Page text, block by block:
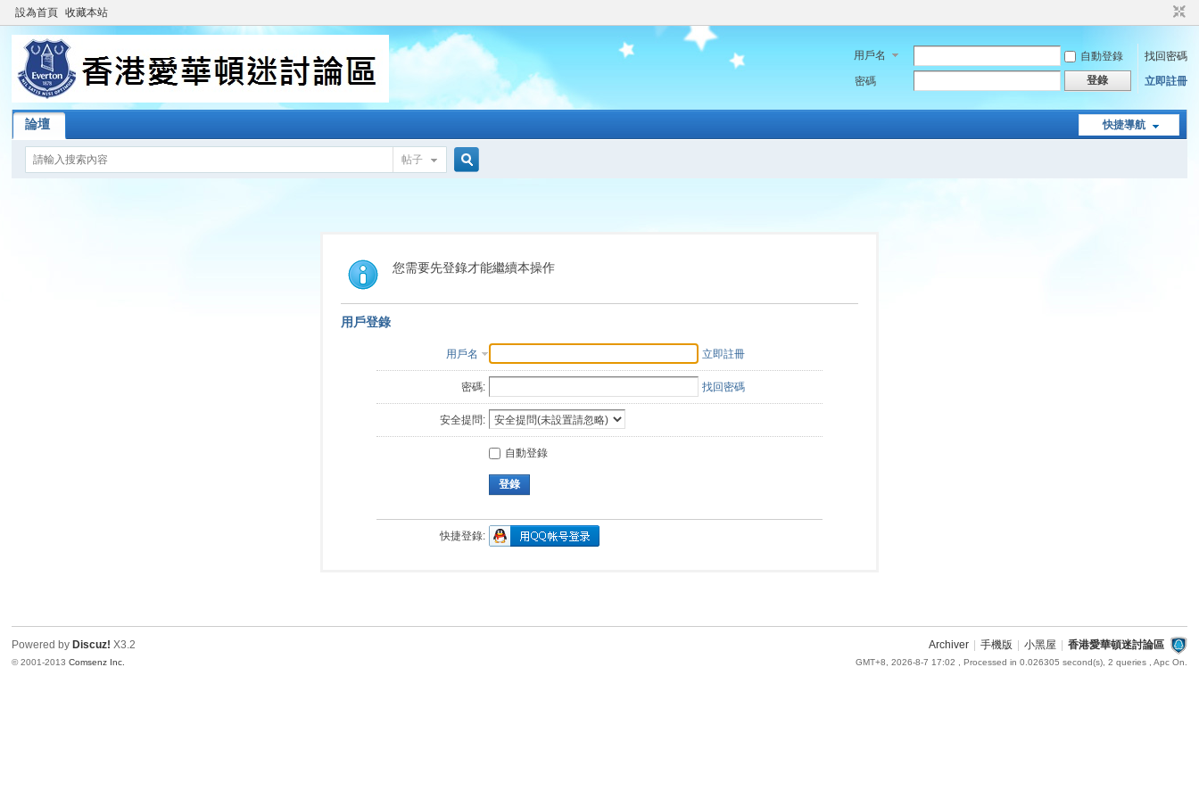
設為首頁 收藏本站
用戶名 自動登錄
找回密碼
密碼
登錄 立即註冊
快捷導航
論壇
帖子
索
您需要先登錄才能繼續本操作
用戶登錄
用戶名 立即註冊
密碼: 找回密碼
安全提問:
自動登錄
登錄
快捷登錄:
Archiver 手機版 小黑屋 香港愛華頓迷討論區
GMT+8, 2026-8-7 17:02 , Processed in 0.026305 second(s), 2 queries , Apc On.
Powered by Discuz! X3.2
© 2001-2013Comsenz Inc.